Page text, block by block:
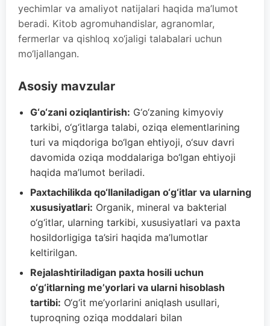
yechimlar va amaliyot natijalari haqida ma’lumot
beradi. Kitob agromuhandislar, agranomlar,
fermerlar va qishloq xo‘jaligi talabalari uchun
mo‘ljallangan.
Asosiy mavzular
G‘o‘zani oziqlantirish: G‘o‘zaning kimyoviy
tarkibi, o‘g‘itlarga talabi, oziqa elementlarining
turi va miqdoriga bo‘lgan ehtiyoji, o‘suv davri
davomida oziqa moddalariga bo‘lgan ehtiyoji
haqida ma’lumot beriladi.
Paxtachilikda qo‘llaniladigan o‘g‘itlar va ularning
xususiyatlari: Organik, mineral va bakterial
o‘g‘itlar, ularning tarkibi, xususiyatlari va paxta
hosildorligiga ta’siri haqida ma’lumotlar
keltirilgan.
Rejalashtiriladigan paxta hosili uchun
o‘g‘itlarning me’yorlari va ularni hisoblash
tartibi: O‘g‘it me’yorlarini aniqlash usullari,
tuproqning oziqa moddalari bilan